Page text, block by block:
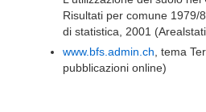
Risultati per comune 1979/
di statistica, 2001
www.bfs.admin.ch , tema
pubblicazioni online)